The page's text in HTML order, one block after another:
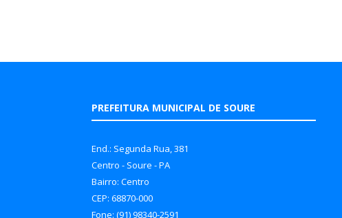
PREFEITURA MUNICIPAL DE SOURE
End.: Segunda Rua, 381
Centro - Soure - PA
Bairro: Centro
CEP: 68870-000
Fone: (91) 98340-2591